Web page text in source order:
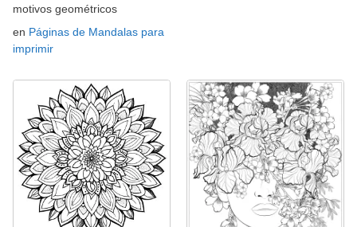
motivos geométricos
en Páginas de Mandalas para
imprimir